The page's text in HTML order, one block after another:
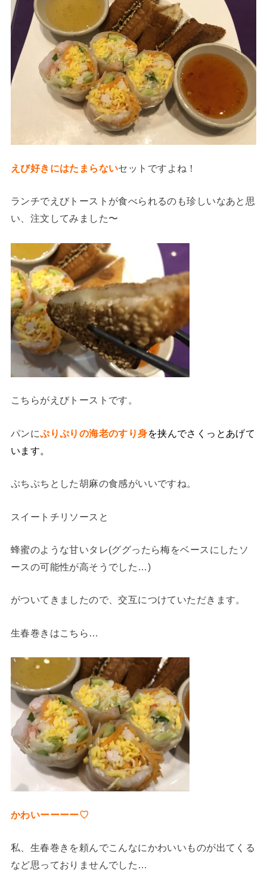
えび好きにはたまらないセットですよね！
ランチでえびトーストが食べられるのも珍しいなあと思
い、注文してみました〜
こちらがえびトーストです。
パンにぷりぷりの海老のすり身を挟んでさくっとあげて
います。
ぷちぷちとした胡麻の食感がいいですね。
スイートチリソースと
蜂蜜のような甘いタレ(ググったら梅をベースにしたソ
ースの可能性が高そうでした…)
がついてきましたので、交互につけていただきます。
生春巻きはこちら…
かわいーーーー♡
私、生春巻きを頼んでこんなにかわいいものが出てくる
など思っておりませんでした…